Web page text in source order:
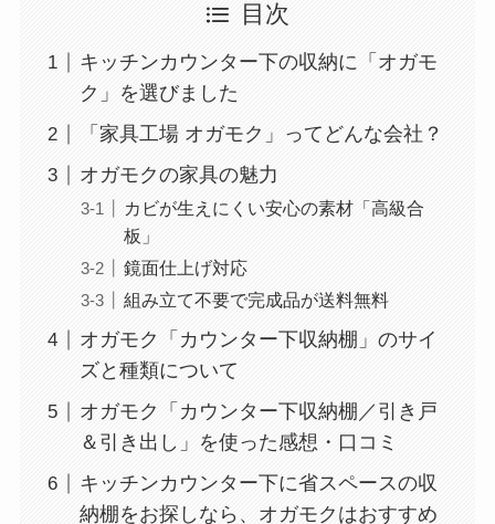
目次
キッチンカウンター下の収納に「オガモ
ク」を選びました
「家具工場 オガモク」ってどんな会社？
オガモクの家具の魅力
カビが生えにくい安心の素材「高級合
板」
鏡面仕上げ対応
組み立て不要で完成品が送料無料
オガモク「カウンター下収納棚」のサイ
ズと種類について
オガモク「カウンター下収納棚／引き戸
＆引き出し」を使った感想・口コミ
キッチンカウンター下に省スペースの収
納棚をお探しなら、オガモクはおすすめ